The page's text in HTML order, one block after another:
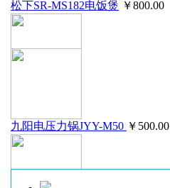
松下SR-MS182电饭煲 ￥800.00
九阳电压力锅JYY-M50 ￥500.00